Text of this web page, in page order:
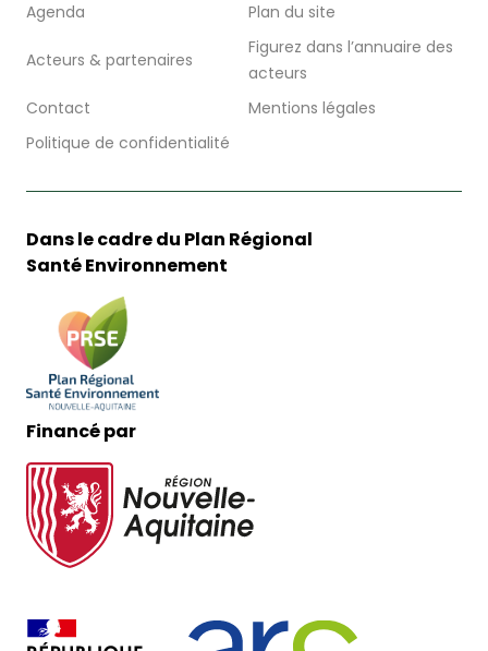
Agenda
Plan du site
Acteurs & partenaires
Figurez dans l’annuaire des
acteurs
Contact
Mentions légales
Politique de confidentialité
Dans le cadre du Plan Régional
Santé Environnement
Financé par